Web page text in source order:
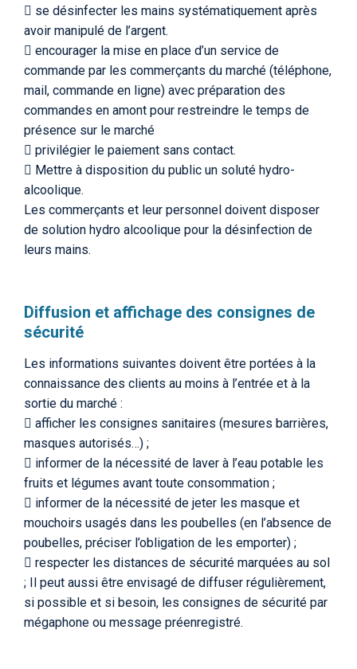
 se désinfecter les mains systématiquement après
avoir manipulé de l’argent.
 encourager la mise en place d’un service de
commande par les commerçants du marché (téléphone,
mail, commande en ligne) avec préparation des
commandes en amont pour restreindre le temps de
présence sur le marché
 privilégier le paiement sans contact.
 Mettre à disposition du public un soluté hydro-
alcoolique.
Les commerçants et leur personnel doivent disposer
de solution hydro alcoolique pour la désinfection de
leurs mains.
Diffusion et affichage des consignes de
sécurité
Les informations suivantes doivent être portées à la
connaissance des clients au moins à l’entrée et à la
sortie du marché :
 afficher les consignes sanitaires (mesures barrières,
masques autorisés…) ;
 informer de la nécessité de laver à l’eau potable les
fruits et légumes avant toute consommation ;
 informer de la nécessité de jeter les masque et
mouchoirs usagés dans les poubelles (en l’absence de
poubelles, préciser l’obligation de les emporter) ;
 respecter les distances de sécurité marquées au sol
; Il peut aussi être envisagé de diffuser régulièrement,
si possible et si besoin, les consignes de sécurité par
mégaphone ou message préenregistré.